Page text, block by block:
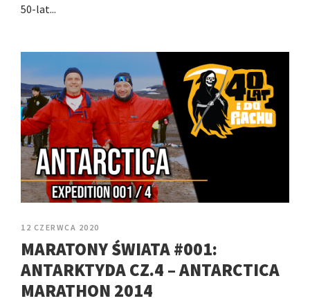
50-lat...
12 CZERWCA 2020
MARATONY ŚWIATA #001:
ANTARKTYDA CZ.4 – ANTARCTICA
MARATHON 2014